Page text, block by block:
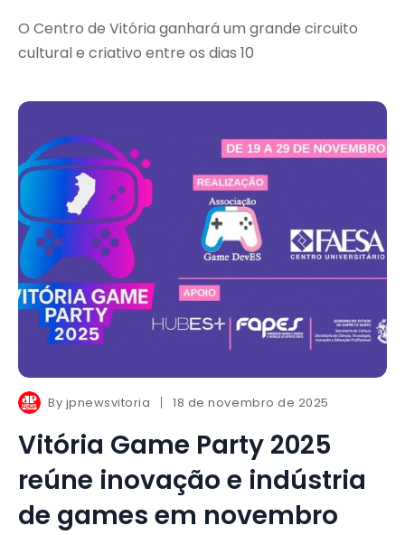
O Centro de Vitória ganhará um grande circuito
cultural e criativo entre os dias 10
By jpnewsvitoria 18 de novembro de 2025
Vitória Game Party 2025
reúne inovação e indústria
de games em novembro